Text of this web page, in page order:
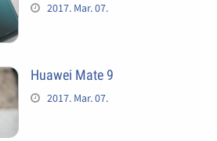
2017. Mar. 07.
Huawei Mate 9
2017. Mar. 07.